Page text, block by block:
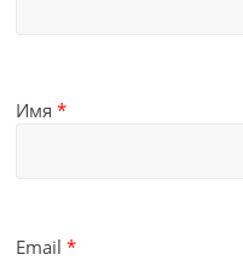
Имя*
Email*